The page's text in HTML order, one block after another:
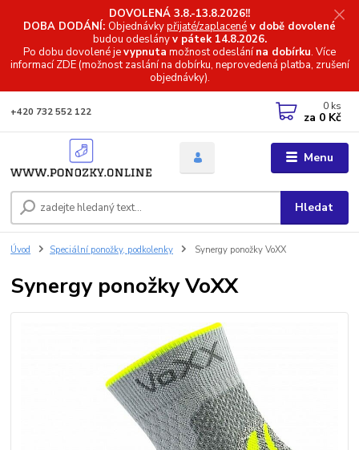
DOVOLENÁ 3.8.-13.8.2026!!
DOBA DODÁNÍ: Objednávkypřijaté/zaplacené v době dovolené
budou odeslányv pátek 14.8.2026.
Po dobu dovolené jevypnuta možnost odeslánína dobírku. Více
informacíZDE (možnost zaslání na dobírku, neprovedená platba, zrušení
objednávky).
Menu
Hledat
+420 732 552 122 0 ks
za 0 Kč
Úvod Speciální ponožky, podkolenky Synergy ponožky VoXX
Synergy ponožky VoXX